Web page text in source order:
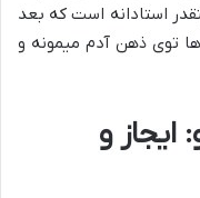
استادانه است که بعد
توی ذهن آدم میمونه و
و